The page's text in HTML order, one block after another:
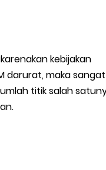
kebijakan
darurat, maka sangat
titik salah